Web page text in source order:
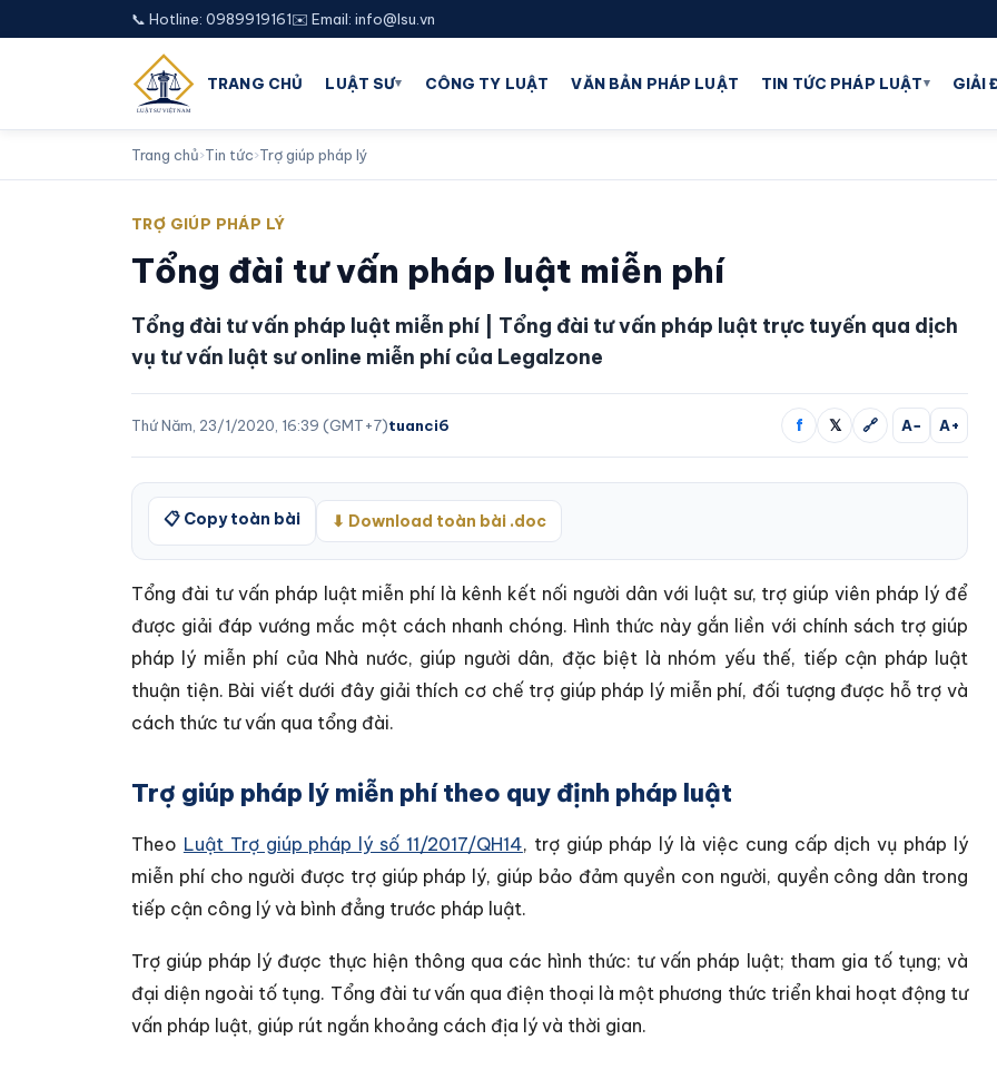
📞 Hotline: 0989919161✉️ Email: info@lsu.vn
TRANG CHỦ LUẬT SƯ▾ CÔNG TY LUẬT VĂN BẢN PHÁP LUẬT TIN TỨC PHÁP LUẬT▾ GIẢI
Trang chủ›Tin tức›Trợ giúp pháp lý
TRỢ GIÚP PHÁP LÝ
Tổng đài tư vấn pháp luật miễn phí
Tổng đài tư vấn pháp luật miễn phí | Tổng đài tư vấn pháp luật trực tuyến qua dịch
vụ tư vấn luật sư online miễn phí của Legalzone
Thứ Năm, 23/1/2020, 16:39 (GMT+7)tuanci6 f 𝕏 🔗 A− A+
📋 Copy toàn bài ⬇ Download toàn bài .doc
Tổng đài tư vấn pháp luật miễn phí là kênh kết nối người dân với luật sư, trợ giúp viên pháp lý để
được giải đáp vướng mắc một cách nhanh chóng. Hình thức này gắn liền với chính sách trợ giúp
pháp lý miễn phí của Nhà nước, giúp người dân, đặc biệt là nhóm yếu thế, tiếp cận pháp luật
thuận tiện. Bài viết dưới đây giải thích cơ chế trợ giúp pháp lý miễn phí, đối tượng được hỗ trợ và
cách thức tư vấn qua tổng đài.
Trợ giúp pháp lý miễn phí theo quy định pháp luật
Theo Luật Trợ giúp pháp lý số 11/2017/QH14, trợ giúp pháp lý là việc cung cấp dịch vụ pháp lý
miễn phí cho người được trợ giúp pháp lý, giúp bảo đảm quyền con người, quyền công dân trong
tiếp cận công lý và bình đẳng trước pháp luật.
Trợ giúp pháp lý được thực hiện thông qua các hình thức: tư vấn pháp luật; tham gia tố tụng; và
đại diện ngoài tố tụng. Tổng đài tư vấn qua điện thoại là một phương thức triển khai hoạt động tư
vấn pháp luật, giúp rút ngắn khoảng cách địa lý và thời gian.